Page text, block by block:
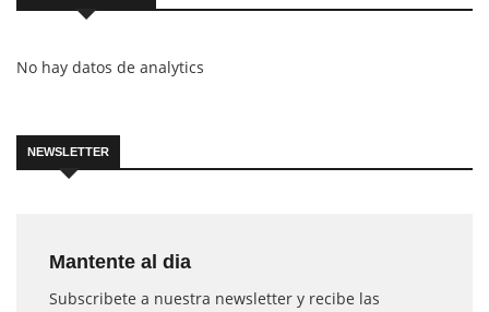
No hay datos de analytics
NEWSLETTER
Mantente al dia
Subscribete a nuestra newsletter y recibe las